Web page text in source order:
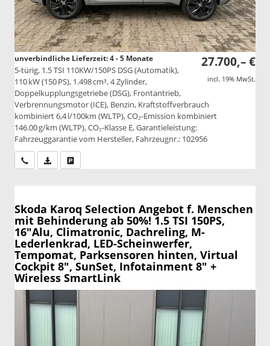
27.700,– €
incl. 19% MwSt.
unverbindliche Lieferzeit: 4 - 5 Monate
5-türig, 1.5 TSI 110KW/150PS DSG (Automatik),
110 kW (150 PS), 1.498 cm³, 4 Zylinder,
Doppelkupplungsgetriebe (DSG), Frontantrieb,
Verbrennungsmotor (ICE), Benzin, Kraftstoffverbrauch
kombiniert 6,4 l/100km (WLTP), CO₂-Emission kombiniert
146.00 g/km (WLTP), CO₂-Klasse E, Garantieleistung:
Fahrzeuggarantie vom Hersteller, Fahrzeugnr.: 102956
Wir rufen Sie anPDF-Datei, Fahrzeugexposé drucken
Skoda Karoq Selection Angebot f. Menschen
mit Behinderung ab 50%! 1.5 TSI 150PS,
16"Alu, Climatronic, Dachreling, M-
Lederlenkrad, LED-Scheinwerfer,
Tempomat, Parksensoren hinten, Virtual
Cockpit 8", SunSet, Infotainment 8" +
Wireless SmartLink